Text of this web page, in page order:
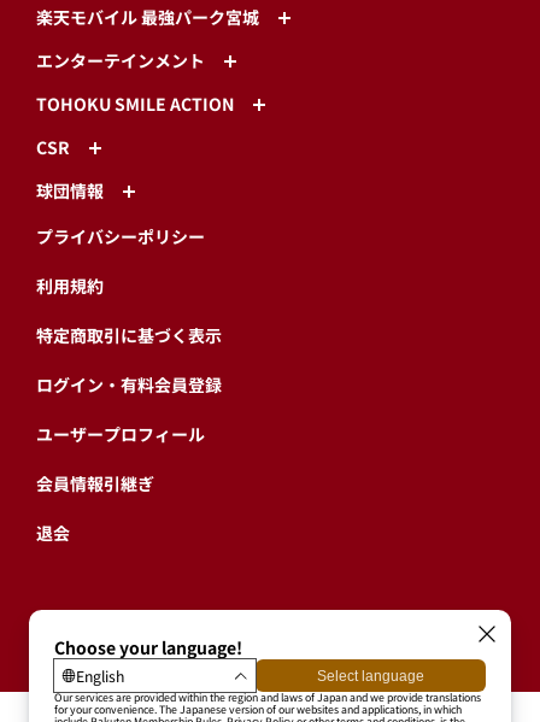
楽天モバイル 最強パーク宮城
エンターテインメント
TOHOKU SMILE ACTION
CSR
球団情報
プライバシーポリシー
利用規約
特定商取引に基づく表示
ログイン・有料会員登録
ユーザープロフィール
会員情報引継ぎ
退会
東北楽天ゴールデンイーグルス公式サイト
Copyright © RAKUTEN BASEBALL, INC. All Rights Reserved.